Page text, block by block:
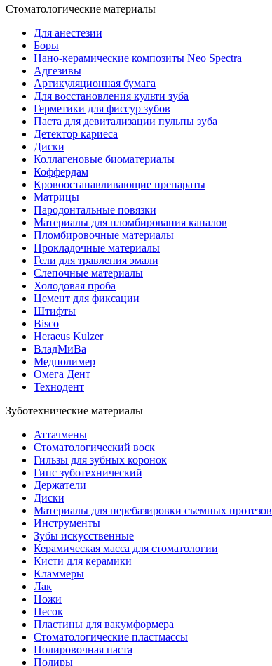
Стоматологические материалы
Для анестезии
Боры
Нано-керамические композиты Neo Spectra
Адгезивы
Артикуляционная бумага
Для восстановления культи зуба
Герметики для фиссур зубов
Паста для девитализации пульпы зуба
Детектор кариеса
Диски
Коллагеновые биоматериалы
Коффердам
Кровоостанавливающие препараты
Матрицы
Пародонтальные повязки
Материалы для пломбирования каналов
Пломбировочные материалы
Прокладочные материалы
Гели для травления эмали
Слепочные материалы
Холодовая проба
Цемент для фиксации
Штифты
Bisco
Heraeus Kulzer
ВладМиВа
Медполимер
Омега Дент
Технодент
Зуботехнические материалы
Аттачмены
Стоматологический воск
Гильзы для зубных коронок
Гипс зуботехнический
Держатели
Диски
Материалы для перебазировки съемных протезов
Инструменты
Зубы искусственные
Керамическая масса для стоматологии
Кисти для керамики
Кламмеры
Лак
Ножи
Песок
Пластины для вакумформера
Стоматологические пластмассы
Полировочная паста
Полиры